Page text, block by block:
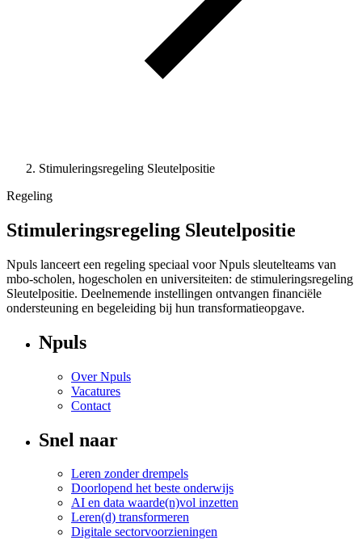
Stimuleringsregeling Sleutelpositie
Regeling
Stimuleringsregeling Sleutelpositie
Npuls lanceert een regeling speciaal voor Npuls sleutelteams van
mbo-scholen, hogescholen en universiteiten: de stimuleringsregeling
Sleutelpositie. Deelnemende instellingen ontvangen financiële
ondersteuning en begeleiding bij hun transformatieopgave.
Npuls
Over Npuls
Vacatures
Contact
Snel naar
Leren zonder drempels
Doorlopend het beste onderwijs
AI en data waarde(n)vol inzetten
Leren(d) transformeren
Digitale sectorvoorzieningen